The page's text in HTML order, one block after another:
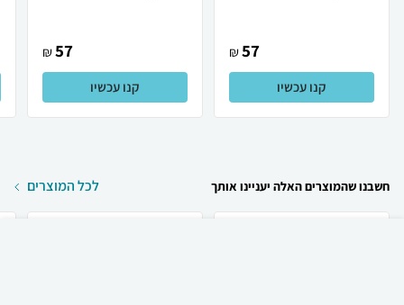
57
₪
קנו עכשיו
57
₪
קנו עכשיו
חשבנו שהמוצרים האלה יעניינו אותך לכל המוצרים